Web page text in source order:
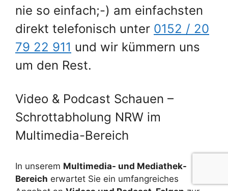
nie so einfach;-) am einfachsten
direkt telefonisch unter 0152 / 20
79 22 911 und wir kümmern uns
um den Rest.
Video & Podcast Schauen –
Schrottabholung NRW im
Multimedia-Bereich
In unserem Multimedia- und Mediathek-
Bereich erwartet Sie ein umfangreiches